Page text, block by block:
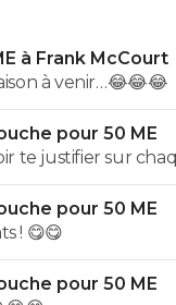
à Frank McCourt
à venir…😂😂😂
pour 50 ME
te justifier sur
d'un chat qui
mangé que tu
pour 50 ME
! 😋😋
pour 50 ME